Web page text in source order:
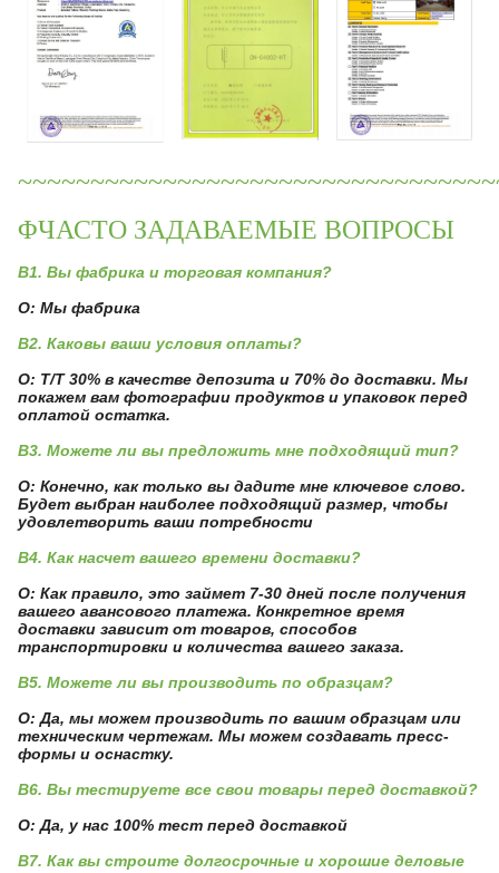
ΦЧАСТО ЗАДАВАЕМЫЕ ВОПРОСЫ
В1. Вы фабрика и торговая компания?
О: Мы фабрика
В2. Каковы ваши условия оплаты?
О: T/T 30% в качестве депозита и 70% до доставки. Мы
покажем вам фотографии продуктов и упаковок перед
оплатой остатка.
В3. Можете ли вы предложить мне подходящий тип?
О: Конечно, как только вы дадите мне ключевое слово.
Будет выбран наиболее подходящий размер, чтобы
удовлетворить ваши потребности
В4. Как насчет вашего времени доставки?
О: Как правило, это займет 7-30 дней после получения
вашего авансового платежа. Конкретное время
доставки зависит от товаров, способов
транспортировки и количества вашего заказа.
В5. Можете ли вы производить по образцам?
О: Да, мы можем производить по вашим образцам или
техническим чертежам. Мы можем создавать пресс-
формы и оснастку.
В6. Вы тестируете все свои товары перед доставкой?
О: Да, у нас 100% тест перед доставкой
В7. Как вы строите долгосрочные и хорошие деловые